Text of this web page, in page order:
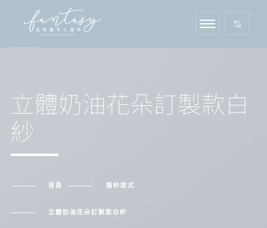
立體奶油花朵訂製款白
紗
首頁 婚紗款式
立體奶油花朵訂製款白紗